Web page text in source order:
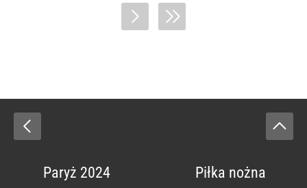
Paryż 2024
Piłka nożna